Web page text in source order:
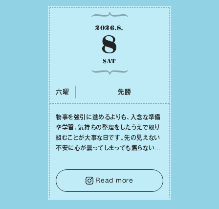
2026.8.
8
SAT
六曜 先勝
物事を強引に進めるよりも、⼊念な準備
や学習、気持ちの整理をしたうえで取り
組むことが⼤事な⽇です。先の⾒えない
不安に⼼が曇ってしまっても焦らない
⾝や疲れていそうな⼈をいたわることに
時間を使いましょう。ここでしっかりとエ
ネルギーを蓄え、困難を乗り越える⼒に
変えましょう。
Read more